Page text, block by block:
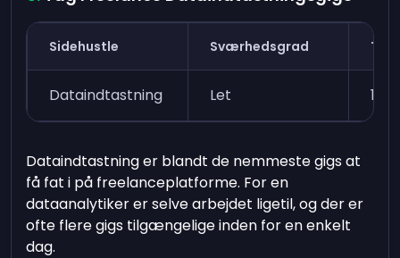
Sidehustle Sværhedsgrad Tid
Dataindtastning Let 1-2
Dataindtastning er blandt de nemmeste gigs at
få fat i på freelanceplatforme. For en
dataanalytiker er selve arbejdet ligetil, og der er
ofte flere gigs tilgængelige inden for en enkelt
dag.